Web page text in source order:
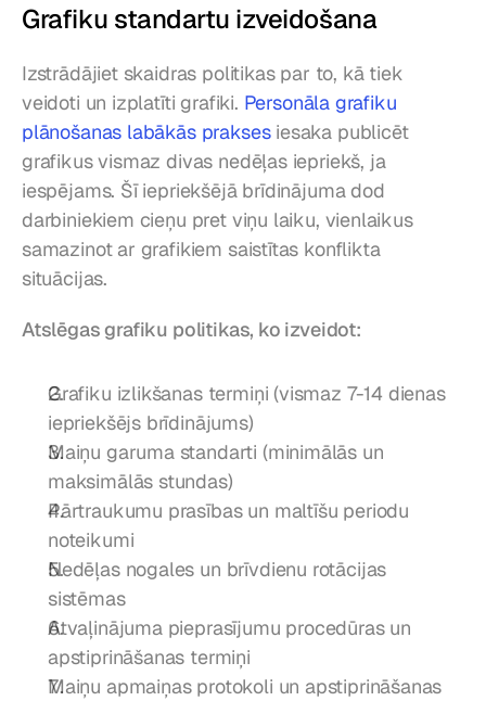
Grafiku standartu izveidošana
Izstrādājiet skaidras politikas par to, kā tiek
veidoti un izplatīti grafiki. Personāla grafiku
plānošanas labākās prakses iesaka publicēt
grafikus vismaz divas nedēļas iepriekš, ja
iespējams. Šī iepriekšējā brīdinājuma dod
darbiniekiem cieņu pret viņu laiku, vienlaikus
samazinot ar grafikiem saistītas konflikta
situācijas.
Atslēgas grafiku politikas, ko izveidot:
Grafiku izlikšanas termiņi (vismaz 7-14 dienas
iepriekšējs brīdinājums)
Maiņu garuma standarti (minimālās un
maksimālās stundas)
Pārtraukumu prasības un maltīšu periodu
noteikumi
Nedēļas nogales un brīvdienu rotācijas
sistēmas
Atvaļinājuma pieprasījumu procedūras un
apstiprināšanas termiņi
Maiņu apmaiņas protokoli un apstiprināšanas